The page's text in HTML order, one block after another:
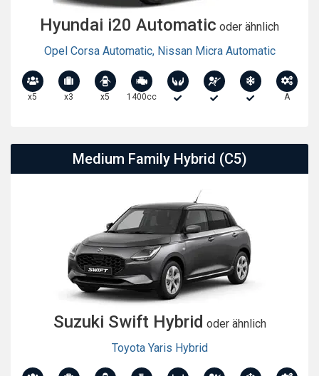
Hyundai i20 Automatic oder ähnlich
Opel Corsa Automatic, Nissan Micra Automatic
x5 x3 x5 1400cc A
Medium Family Hybrid (C5)
Suzuki Swift Hybrid oder ähnlich
Toyota Yaris Hybrid